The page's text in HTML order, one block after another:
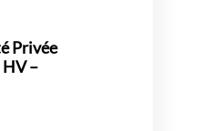
Privée
HV –